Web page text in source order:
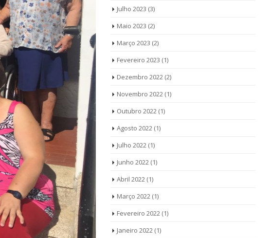
Julho 2023 (3)
Maio 2023 (2)
Março 2023 (2)
Fevereiro 2023 (1)
Dezembro 2022(2)
Novembro 2022(1)
Outubro 2022(1)
Agosto 2022(1)
Julho 2022(1)
Junho 2022(1)
Abril 2022(1)
Março 2022(1)
Fevereiro 2022(1)
Janeiro 2022(1)